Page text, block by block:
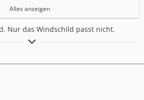
Da ich erst abends eine
Hat auch seinen Reiz.
Alles anzeigen
Nur das Windschild passt nicht.
Fahren